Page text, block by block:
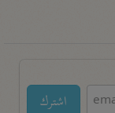
اشترك